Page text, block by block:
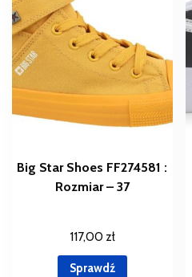
Big Star Shoes FF274581 :
Rozmiar – 37
117,00 zł
Sprawdź